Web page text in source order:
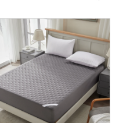
مبطّن بخامة الخيزران لتبريد
الجسم (رمادي)